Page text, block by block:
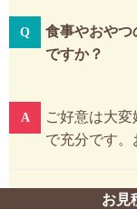
食事やおやつ
ですか？
ご好意は大
で充分です。
お見